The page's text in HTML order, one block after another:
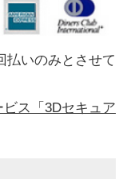
払いのみとさせて
ス「3Dセキュア